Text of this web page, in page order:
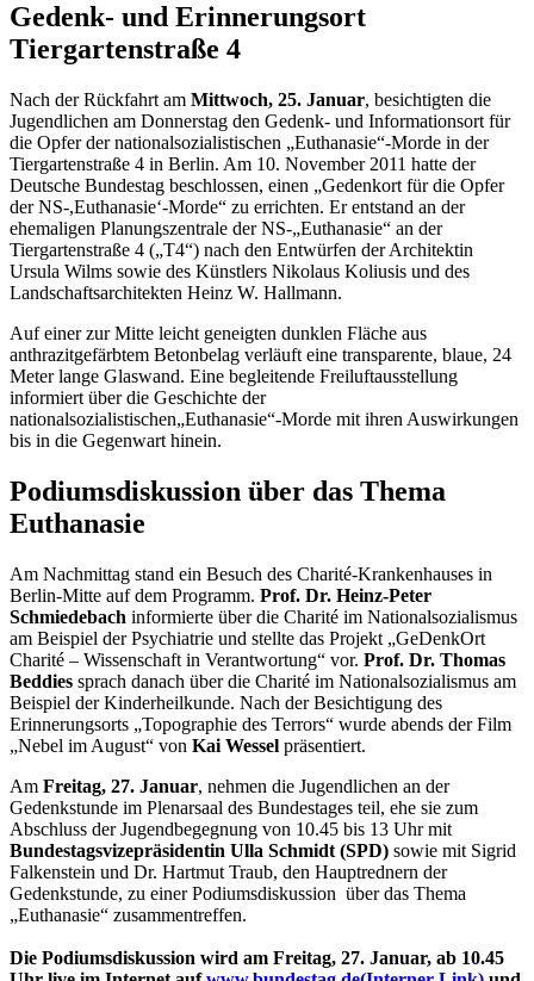
Gedenk- und Erinnerungsort
Tiergartenstraße 4
Nach der Rückfahrt am Mittwoch, 25. Januar, besichtigten die
Jugendlichen am Donnerstag den Gedenk- und Informationsort für
die Opfer der nationalsozialistischen „Euthanasie“-Morde in der
Tiergartenstraße 4 in Berlin. Am 10. November 2011 hatte der
Deutsche Bundestag beschlossen, einen „Gedenkort für die Opfer
der NS-,Euthanasie‘-Morde“ zu errichten. Er entstand an der
ehemaligen Planungszentrale der NS-„Euthanasie“ an der
Tiergartenstraße 4 („T4“) nach den Entwürfen der Architektin
Ursula Wilms sowie des Künstlers Nikolaus Koliusis und des
Landschaftsarchitekten Heinz W. Hallmann.
Auf einer zur Mitte leicht geneigten dunklen Fläche aus
anthrazitgefärbtem Betonbelag verläuft eine transparente, blaue, 24
Meter lange Glaswand. Eine begleitende Freiluftausstellung
informiert über die Geschichte der
nationalsozialistischen„Euthanasie“-Morde mit ihren Auswirkungen
bis in die Gegenwart hinein.
Podiumsdiskussion über das Thema
Euthanasie
Am Nachmittag stand ein Besuch des Charité-Krankenhauses in
Berlin-Mitte auf dem Programm. Prof. Dr. Heinz-Peter
Schmiedebach informierte über die Charité im Nationalsozialismus
am Beispiel der Psychiatrie und stellte das Projekt „GeDenkOrt
Charité – Wissenschaft in Verantwortung“ vor. Prof. Dr. Thomas
Beddies sprach danach über die Charité im Nationalsozialismus am
Beispiel der Kinderheilkunde. Nach der Besichtigung des
Erinnerungsorts „Topographie des Terrors“ wurde abends der Film
„Nebel im August“ von Kai Wessel präsentiert.
Am Freitag, 27. Januar, nehmen die Jugendlichen an der
Gedenkstunde im Plenarsaal des Bundestages teil, ehe sie zum
Abschluss der Jugendbegegnung von 10.45 bis 13 Uhr mit
Bundestagsvizepräsidentin Ulla Schmidt (SPD) sowie mit Sigrid
Falkenstein und Dr. Hartmut Traub, den Hauptrednern der
Gedenkstunde, zu einer Podiumsdiskussion über das Thema
„Euthanasie“ zusammentreffen.
Die Podiumsdiskussion wird am Freitag, 27. Januar, ab 10.45